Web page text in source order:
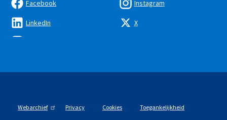
Facebook
LinkedIn
Instagram
X
Webarchief Privacy Cookies Toegankelijkheid